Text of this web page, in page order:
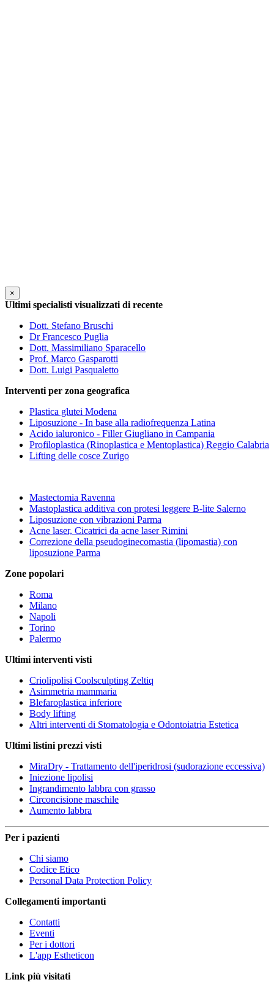
×
Ultimi specialisti visualizzati di recente
Dott. Stefano Bruschi
Dr Francesco Puglia
Dott. Massimiliano Sparacello
Prof. Marco Gasparotti
Dott. Luigi Pasqualetto
Interventi per zona geografica
Plastica glutei Modena
Liposuzione - In base alla radiofrequenza Latina
Acido ialuronico - Filler Giugliano in Campania
Profiloplastica (Rinoplastica e Mentoplastica) Reggio Calabria
Lifting delle cosce Zurigo
Mastectomia Ravenna
Mastoplastica additiva con protesi leggere B-lite Salerno
Liposuzione con vibrazioni Parma
Acne laser, Cicatrici da acne laser Rimini
Correzione della pseudoginecomastia (lipomastia) con
liposuzione Parma
Zone popolari
Roma
Milano
Napoli
Torino
Palermo
Ultimi interventi visti
Criolipolisi Coolsculpting Zeltiq
Asimmetria mammaria
Blefaroplastica inferiore
Body lifting
Altri interventi di Stomatologia e Odontoiatria Estetica
Ultimi listini prezzi visti
MiraDry - Trattamento dell'iperidrosi (sudorazione eccessiva)
Iniezione lipolisi
Ingrandimento labbra con grasso
Circoncisione maschile
Aumento labbra
Per i pazienti
Chi siamo
Codice Etico
Personal Data Protection Policy
Collegamenti importanti
Contatti
Eventi
Per i dottori
L'app Estheticon
Link più visitati